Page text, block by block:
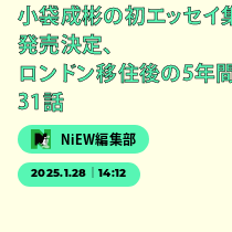
小袋成彬の初エッセイ
発売決定、
ロンドン移住後の5年
31話
NiEW編集部
2025.1.28｜14:12